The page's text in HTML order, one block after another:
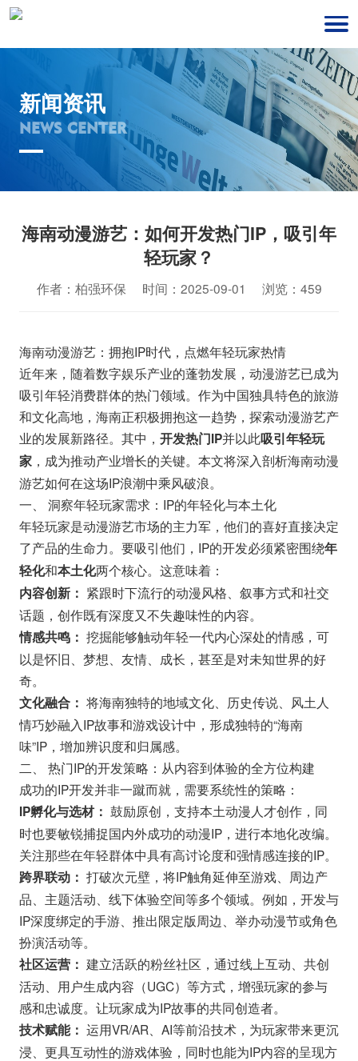
新闻资讯
NEWS CENTER
海南动漫游艺：如何开发热门IP，吸引年
轻玩家？
作者：柏强环保 时间：2025-09-01 浏览：459
海南动漫游艺：拥抱IP时代，点燃年轻玩家热情
近年来，随着数字娱乐产业的蓬勃发展，动漫游艺已成为
吸引年轻消费群体的热门领域。作为中国独具特色的旅游
和文化高地，海南正积极拥抱这一趋势，探索动漫游艺产
业的发展新路径。其中， 开发热门IP并以此吸引年轻玩
家，成为推动产业增长的关键。本文将深入剖析海南动漫
游艺如何在这场IP浪潮中乘风破浪。
一、 洞察年轻玩家需求：IP的年轻化与本土化
年轻玩家是动漫游艺市场的主力军，他们的喜好直接决定
了产品的生命力。要吸引他们，IP的开发必须紧密围绕年
轻化和本土化两个核心。这意味着：
内容创新： 紧跟时下流行的动漫风格、叙事方式和社交
话题，创作既有深度又不失趣味性的内容。
情感共鸣： 挖掘能够触动年轻一代内心深处的情感，可
以是怀旧、梦想、友情、成长，甚至是对未知世界的好
奇。
文化融合： 将海南独特的地域文化、历史传说、风土人
情巧妙融入IP故事和游戏设计中，形成独特的“海南
味”IP，增加辨识度和归属感。
二、 热门IP的开发策略：从内容到体验的全方位构建
成功的IP开发并非一蹴而就，需要系统性的策略：
IP孵化与选材： 鼓励原创，支持本土动漫人才创作，同
时也要敏锐捕捉国内外成功的动漫IP，进行本地化改编。
关注那些在年轻群体中具有高讨论度和强情感连接的IP。
跨界联动： 打破次元壁，将IP触角延伸至游戏、周边产
品、主题活动、线下体验空间等多个领域。例如，开发与
IP深度绑定的手游、推出限定版周边、举办动漫节或角色
扮演活动等。
社区运营： 建立活跃的粉丝社区，通过线上互动、共创
活动、用户生成内容（UGC）等方式，增强玩家的参与
感和忠诚度。让玩家成为IP故事的共同创造者。
技术赋能： 运用VR/AR、AI等前沿技术，为玩家带来更沉
浸、更具互动性的游戏体验，同时也能为IP内容的呈现方